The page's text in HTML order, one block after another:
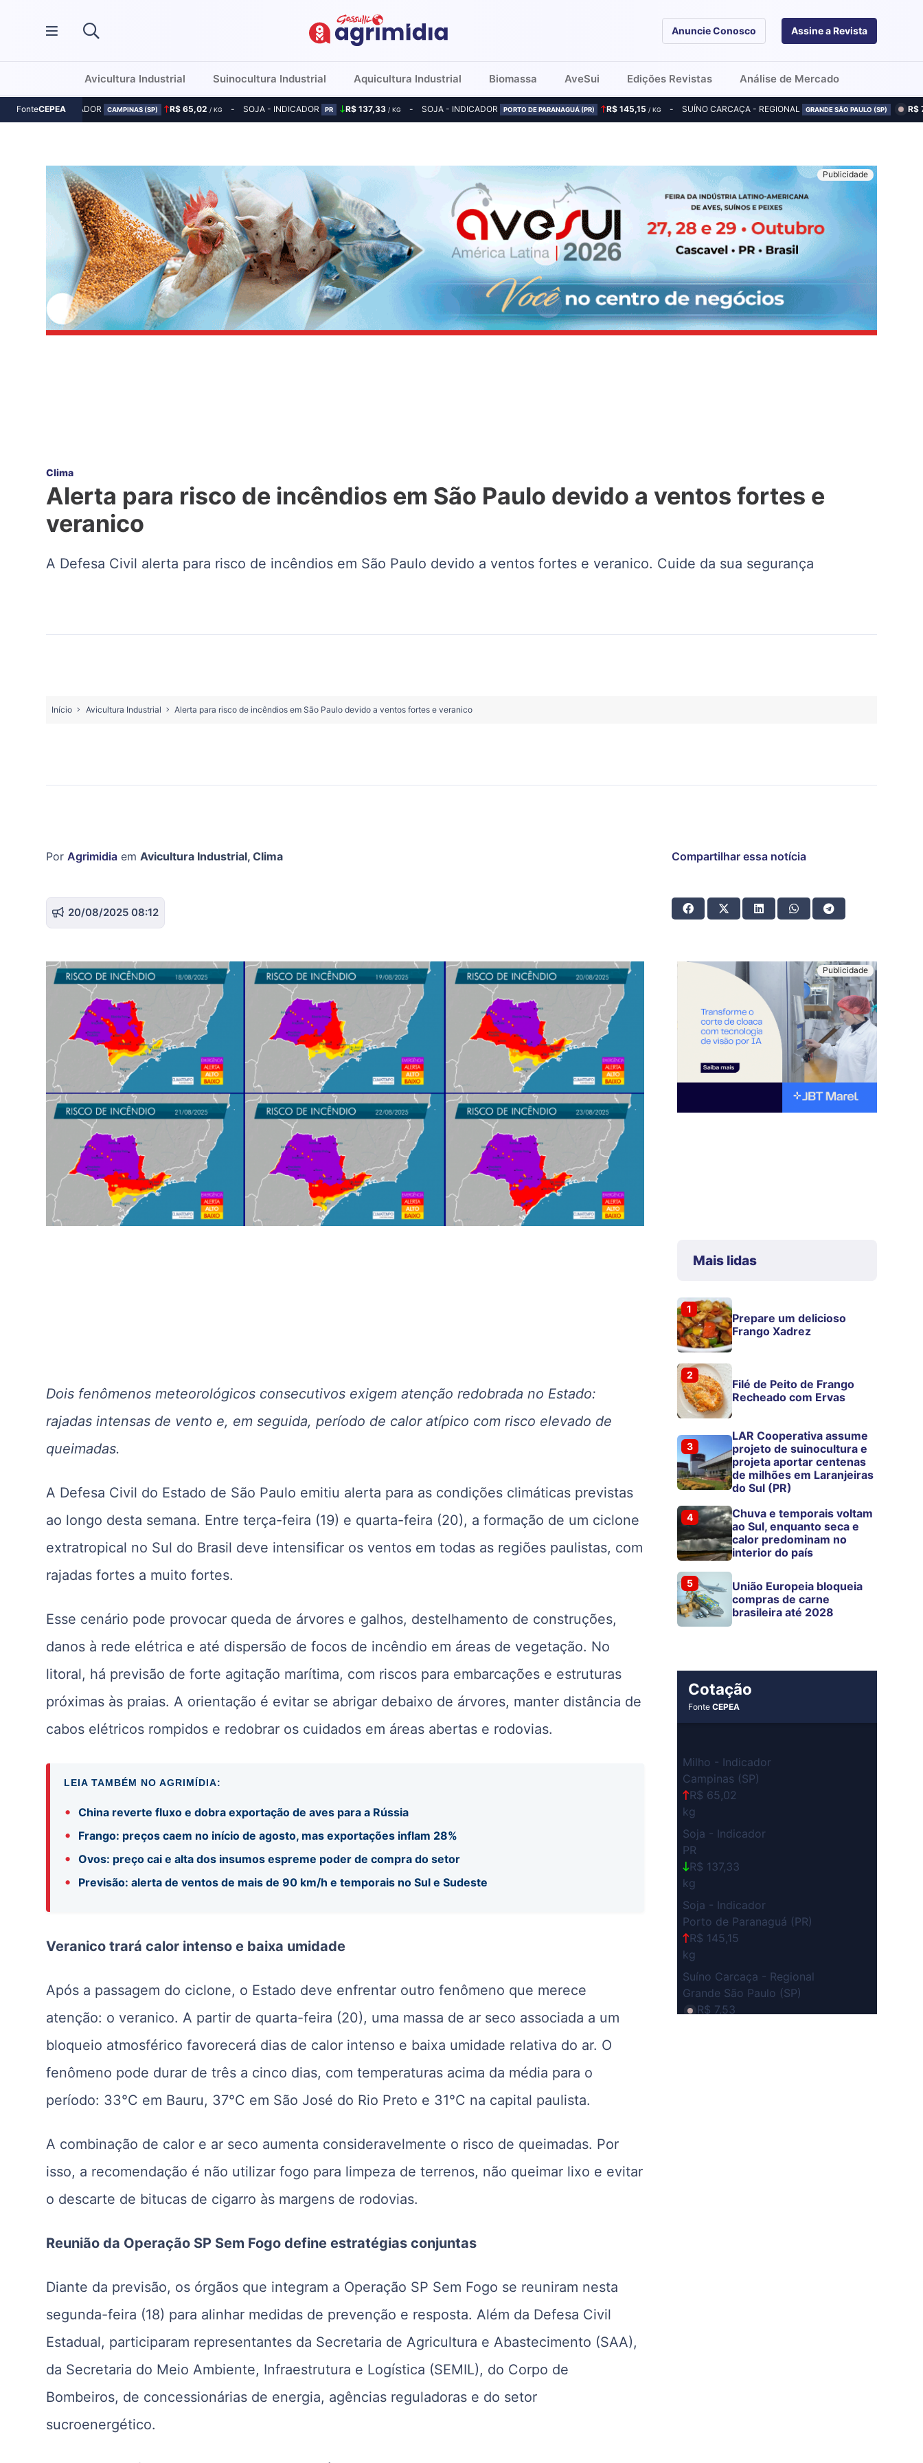
Anuncie Conosco Assine a Revista
Avicultura Industrial Suinocultura Industrial Aquicultura Industrial Biomassa AveSui Edições Revistas Análise de Mercado
FonteCEPEA
MILHO - INDICADOR CAMPINAS (SP) R$ 65,02 / KG SOJA - INDICADOR PR R$ 137,33/ KG SOJA - INDICADOR PORTO DE PARANAGUÁ (PR) R$ 145,15 / KG SUÍNO CARCAÇA - REGIONAL GRANDE SÃO PAULO (SP) R$
Clima
Alerta para risco de incêndios em São Paulo devido a ventos fortes e
veranico
A Defesa Civil alerta para risco de incêndios em São Paulo devido a ventos fortes e veranico. Cuide da sua segurança
Início Avicultura Industrial Alerta para risco de incêndios em São Paulo devido a ventos fortes e veranico
Por Agrimidia em Avicultura Industrial, Clima
20/08/2025 08:12
Compartilhar essa notícia
Dois fenômenos meteorológicos consecutivos exigem atenção redobrada no Estado:
rajadas intensas de vento e, em seguida, período de calor atípico com risco elevado de
queimadas.
A Defesa Civil do Estado de São Paulo emitiu alerta para as condições climáticas previstas
ao longo desta semana. Entre terça-feira (19) e quarta-feira (20), a formação de um ciclone
extratropical no Sul do Brasil deve intensificar os ventos em todas as regiões paulistas, com
rajadas fortes a muito fortes.
Esse cenário pode provocar queda de árvores e galhos, destelhamento de construções,
danos à rede elétrica e até dispersão de focos de incêndio em áreas de vegetação. No
litoral, há previsão de forte agitação marítima, com riscos para embarcações e estruturas
próximas às praias. A orientação é evitar se abrigar debaixo de árvores, manter distância de
cabos elétricos rompidos e redobrar os cuidados em áreas abertas e rodovias.
LEIA TAMBÉM NO AGRIMÍDIA:
• China reverte fluxo e dobra exportação de aves para a Rússia
• Frango: preços caem no início de agosto, mas exportações inflam 28%
• Ovos: preço cai e alta dos insumos espreme poder de compra do setor
• Previsão: alerta de ventos de mais de 90 km/h e temporais no Sul e Sudeste
Veranico trará calor intenso e baixa umidade
Após a passagem do ciclone, o Estado deve enfrentar outro fenômeno que merece
atenção: o veranico. A partir de quarta-feira (20), uma massa de ar seco associada a um
bloqueio atmosférico favorecerá dias de calor intenso e baixa umidade relativa do ar. O
fenômeno pode durar de três a cinco dias, com temperaturas acima da média para o
período: 33°C em Bauru, 37°C em São José do Rio Preto e 31°C na capital paulista.
A combinação de calor e ar seco aumenta consideravelmente o risco de queimadas. Por
isso, a recomendação é não utilizar fogo para limpeza de terrenos, não queimar lixo e evitar
o descarte de bitucas de cigarro às margens de rodovias.
Reunião da Operação SP Sem Fogo define estratégias conjuntas
Diante da previsão, os órgãos que integram a Operação SP Sem Fogo se reuniram nesta
segunda-feira (18) para alinhar medidas de prevenção e resposta. Além da Defesa Civil
Estadual, participaram representantes da Secretaria de Agricultura e Abastecimento (SAA),
da Secretaria do Meio Ambiente, Infraestrutura e Logística (SEMIL), do Corpo de
Bombeiros, de concessionárias de energia, agências reguladoras e do setor
sucroenergético.
Mais lidas
1
Prepare um delicioso
Frango Xadrez
2
Filé de Peito de Frango
Recheado com Ervas
3
LAR Cooperativa assume
projeto de suinocultura e
projeta aportar centenas
de milhões em Laranjeiras
do Sul (PR)
4
Chuva e temporais voltam
ao Sul, enquanto seca e
calor predominam no
interior do país
5
União Europeia bloqueia
compras de carne
brasileira até 2028
Cotação
FonteCEPEA
Milho - Indicador
Campinas (SP)
R$ 65,02
kg
Soja - Indicador
PR
R$ 137,33
kg
Soja - Indicador
Porto de Paranaguá (PR)
R$ 145,15
kg
Suíno Carcaça - Regional
Grande São Paulo (SP)
R$ 7,53